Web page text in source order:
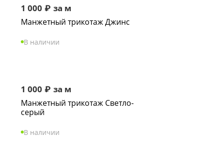
1 000 ₽ за м
Манжетный трикотаж Джинс
В наличии
1 000 ₽ за м
Манжетный трикотаж Светло-
серый
В наличии